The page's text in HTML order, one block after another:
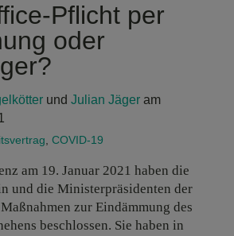
Pflicht per
oder
und Julian Jägeram
, COVID-19
am 19. Januar 2021 haben die
und die Ministerpräsidenten der
zur Eindämmung des
beschlossen. Sie haben in